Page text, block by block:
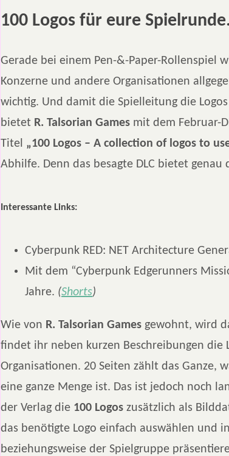
100 Logos für eure Spielrunde.
Gerade bei einem Pen-&-Paper-Rollenspiel
Konzerne und andere Organisationen
wichtig. Und damit die Spielleitung die
bietet R. Talsorian Games mit dem Februar-
Titel „100 Logos – A collection of logos to
Abhilfe. Denn das besagte DLC bietet genau
Interessante Links:
Cyberpunk RED: NET Architecture
Mit dem “Cyberpunk Edgerunners
Jahre. (Shorts)
Wie von R. Talsorian Games gewohnt, wird
findet ihr neben kurzen Beschreibungen die
Organisationen. 20 Seiten zählt das Ganze,
eine ganze Menge ist. Das ist jedoch noch
der Verlag die 100 Logos zusätzlich als
das benötigte Logo einfach auswählen und
beziehungsweise der Spielgruppe